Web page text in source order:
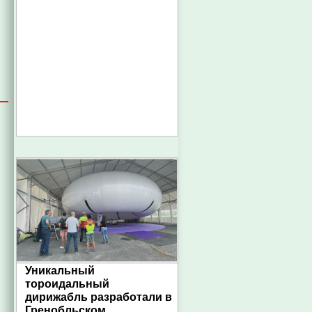
Уникальный
тороидальный
дирижабль разработали в